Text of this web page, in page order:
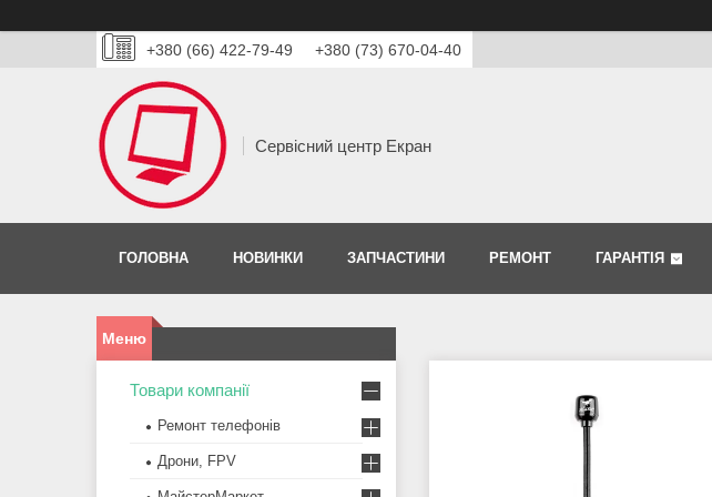
+380 (66) 422-79-49 +380 (73) 670-04-40
Сервісний центр Екран
ГОЛОВНА НОВИНКИ ЗАПЧАСТИНИ РЕМОНТ ГАРАНТІЯ
Товари компанії
Ремонт телефонів
Дрони, FPV